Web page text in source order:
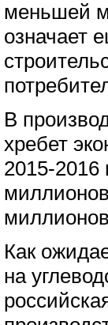
меньшей
означает
В
хребет
2015-2016
Как
на